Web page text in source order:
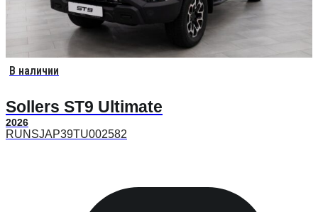
В наличии
Sollers ST9 Ultimate
2026
RUNSJAP39TU002582